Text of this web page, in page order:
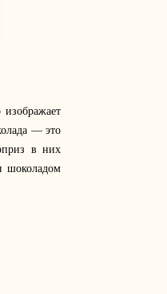
— это
в них
шоколадом